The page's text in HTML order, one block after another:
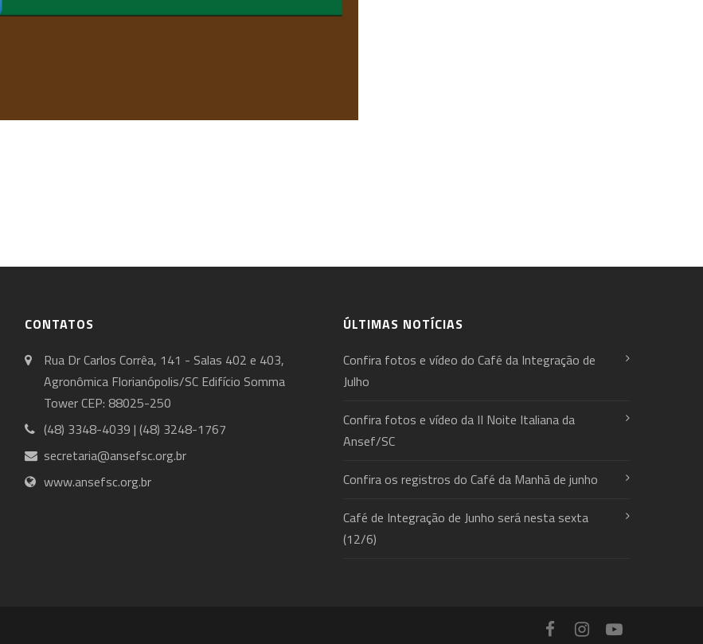
CONTATOS
Rua Dr Carlos Corrêa, 141 - Salas 402 e 403,
Agronômica Florianópolis/SC Edifício Somma
Tower CEP: 88025-250
(48) 3348-4039 | (48) 3248-1767
secretaria@ansefsc.org.br
www.ansefsc.org.br
ÚLTIMAS NOTÍCIAS
Confira fotos e vídeo do Café da Integração de
Julho
Confira fotos e vídeo da II Noite Italiana da
Ansef/SC
Confira os registros do Café da Manhã de junho
Café de Integração de Junho será nesta sexta
(12/6)